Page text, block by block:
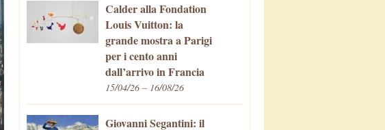
Calder alla Fondation
Louis Vuitton: la
grande mostra a Parigi
per i cento anni
dall’arrivo in Francia
15/04/26 – 16/08/26
Giovanni Segantini: il